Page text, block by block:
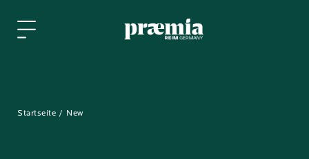
Startseite New